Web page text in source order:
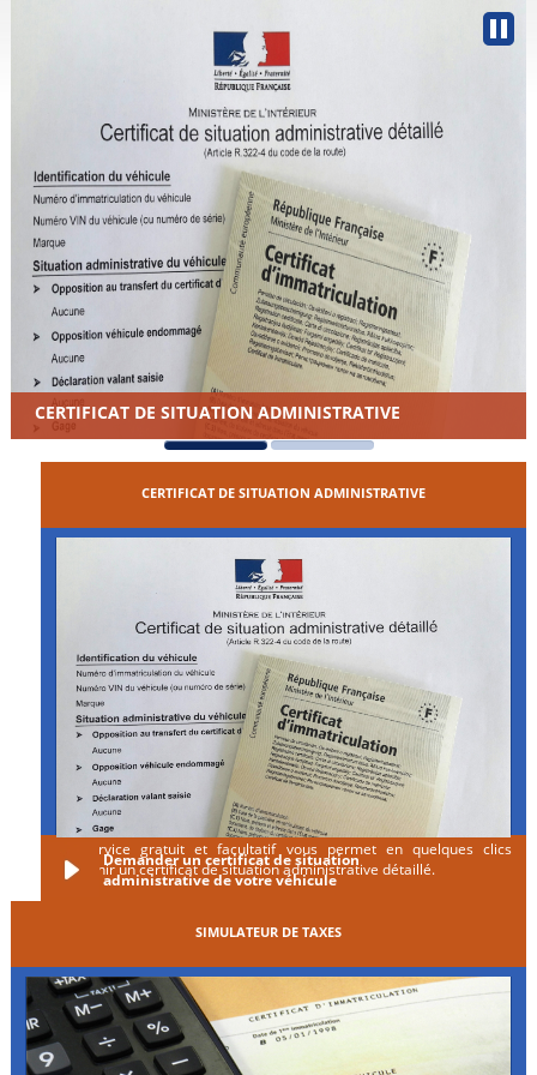
CERTIFICAT DE SITUATION ADMINISTRATIVE
CERTIFICAT DE SITUATION ADMINISTRATIVE
Ce service gratuit et facultatif vous permet en quelques clics
d'obtenir un certificat de situation administrative détaillé.
Demander un certificat de situation
administrative de votre véhicule
SIMULATEUR DE TAXES